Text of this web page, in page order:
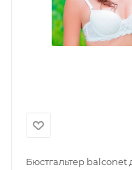
Бюстгальтер